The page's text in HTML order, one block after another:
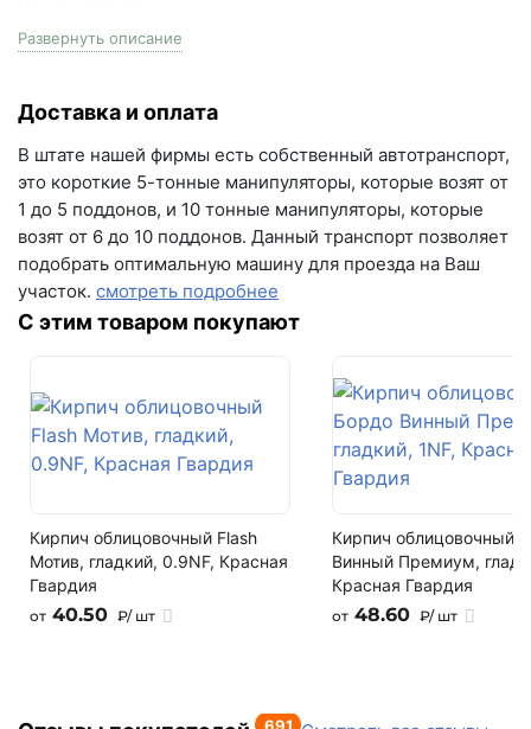
+7 (993) 993-77-44
Написать в Telegram
Написать на почту
г.Самара, ул. Садовая, дом 199, помещение Н8
(вывеска "Мир кирпича")
пн-пт с 9:00 до 18:00
+7 (993) 993-77-22
Написать в МАКС
Написать на почту
PLITONIT Антифриз
10 л
Плотность
1,27-1,31 г/см3
На поддоне
40 шт
Развернуть описание
Доставка и оплата
В штате нашей фирмы есть собственный автотранспорт,
это короткие 5-тонные манипуляторы, которые возят от
1 до 5 поддонов, и 10 тонные манипуляторы, которые
возят от 6 до 10 поддонов. Данный транспорт позволяет
подобрать оптимальную машину для проезда на Ваш
участок. смотреть подробнее
С этим товаром покупают
Кирпич облицовочный Flash
Мотив, гладкий, 0.9NF, Красная
Гвардия
от 40.50 ₽/ шт
Кирпич облицовочный
Винный Премиум,
Красная Гвардия
от 48.60 ₽/ шт
691